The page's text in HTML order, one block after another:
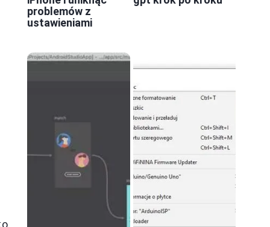
problemów z
ustawieniami